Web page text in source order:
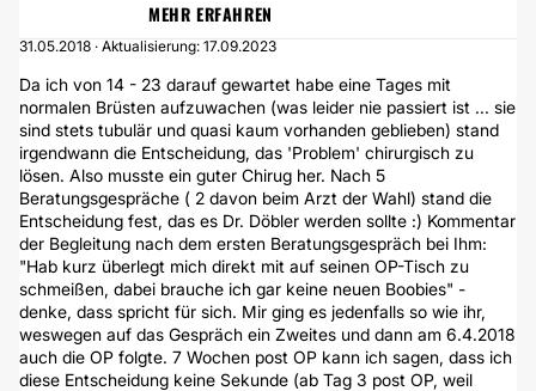
MEHR ERFAHREN
31.05.2018 · Aktualisierung: 17.09.2023
Da ich von 14 - 23 darauf gewartet habe eine Tages mit
normalen Brüsten aufzuwachen (was leider nie passiert ist ... sie
sind stets tubulär und quasi kaum vorhanden geblieben) stand
irgendwann die Entscheidung, das 'Problem' chirurgisch zu
lösen. Also musste ein guter Chirug her. Nach 5
Beratungsgespräche ( 2 davon beim Arzt der Wahl) stand die
Entscheidung fest, das es Dr. Döbler werden sollte :) Kommentar
der Begleitung nach dem ersten Beratungsgespräch bei Ihm:
"Hab kurz überlegt mich direkt mit auf seinen OP-Tisch zu
schmeißen, dabei brauche ich gar keine neuen Boobies" -
denke, dass spricht für sich. Mir ging es jedenfalls so wie ihr,
weswegen auf das Gespräch ein Zweites und dann am 6.4.2018
auch die OP folgte. 7 Wochen post OP kann ich sagen, dass ich
diese Entscheidung keine Sekunde (ab Tag 3 post OP, weil